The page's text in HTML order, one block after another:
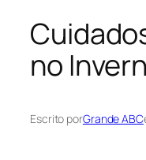
no
Escrito porGrande ABC